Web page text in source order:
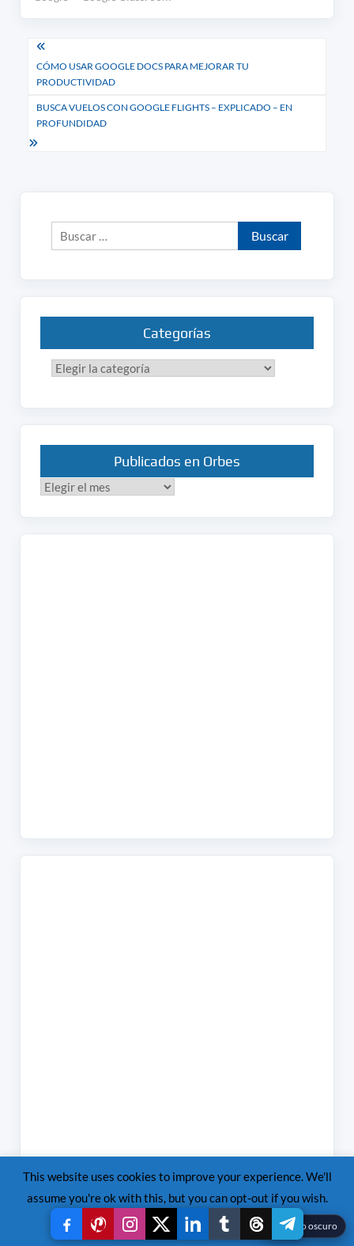
Navegación
de
entradas
CÓMO USAR GOOGLE DOCS PARA MEJORAR TU
PRODUCTIVIDAD
BUSCA VUELOS CON GOOGLE FLIGHTS – EXPLICADO – EN
PROFUNDIDAD
Buscar:
Categorías
Categorías
Publicados en Orbes
Publicados
QR – Orbes Argentina
This website uses cookies to improve your experience. We'll
assume you're ok with this, but you can opt-out if you wish.
Accept Reject Read More ☾Modo oscuro